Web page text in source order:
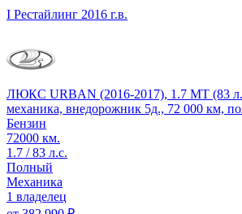
I Рестайлинг 2016 г.в.
ЛЮКС URBAN (2016-2017), 1.7 MT (83
механика, внедорожник 5д., 72 000 км,
Бензин
72000 км.
1.7 / 83 л.с.
Полный
Механика
1 владелец